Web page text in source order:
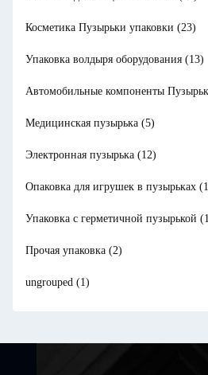
Косметика Пузырьки упаковки (23)
Упаковка волдыря оборудования (13)
Автомобильные компоненты
Медицинская пузырька (5)
Электронная пузырька (12)
Опаковка для игрушек в пузырьках
Упаковка с герметичной пузырькой
Прочая упаковка (2)
ungrouped (1)